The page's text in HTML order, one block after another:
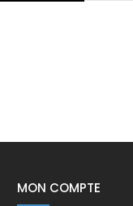
MON COMPTE